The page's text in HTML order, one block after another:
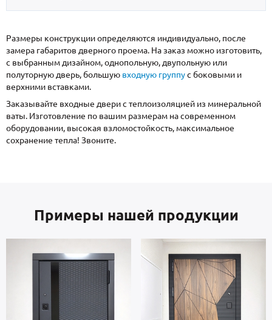
Размеры конструкции определяются индивидуально, после
замера габаритов дверного проема. На заказ можно изготовить,
с выбранным дизайном, однопольную, двупольную или
полуторную дверь, большую входную группус боковыми и
верхними вставками.
Заказывайте входные двери с теплоизоляцией из минеральной
ваты. Изготовление по вашим размерам на современном
оборудовании, высокая взломостойкость, максимальное
сохранение тепла! Звоните.
Примеры нашей продукции